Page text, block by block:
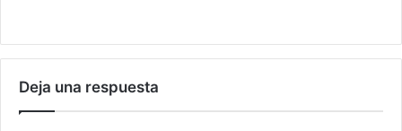
Deja una respuesta